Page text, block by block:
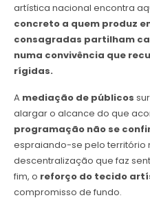
artística nacional encontra
concreto a quem produz
consagradas partilham
numa convivência que
rígidas.
A mediação de públicos
alargar o alcance do que
programação não se
espraiando-se pelo território
descentralização que faz
fim, o reforço do tecido
compromisso de fundo.